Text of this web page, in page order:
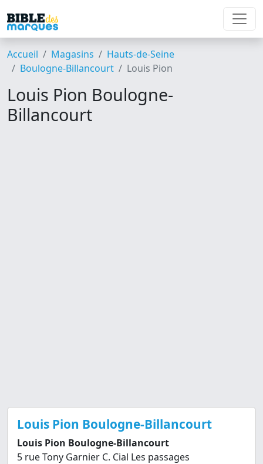
Accueil Magasins
Hauts-de-Seine
Boulogne-Billancourt
Louis Pion
Louis Pion Boulogne-
Billancourt
Louis Pion Boulogne-Billancourt
Louis Pion Boulogne-Billancourt
5 rue Tony Garnier C. Cial Les passages